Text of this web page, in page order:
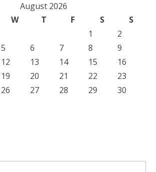
August 2026
W T F S
S
1
2
5 6 7 8
9
12 13 14 15
16
19 20 21 22
23
26 27 28 29
30